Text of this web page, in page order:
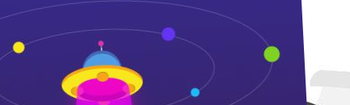
枝江酒业召开2015年第一次股东大会、第七届董事会第一次会议和第七届监事会
酒糟